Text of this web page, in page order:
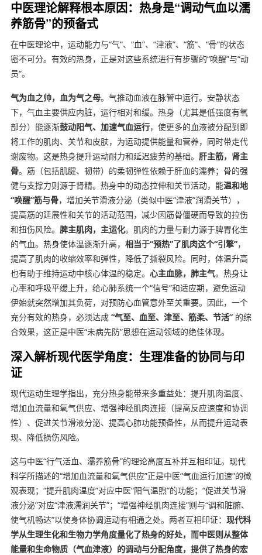
中医理论解释根本原因：热身是“调动气血以濡
养筋骨”的预备式
在中医理论中，运动能力与“气”、“血”、“津液”、“筋”、“骨”的状态
密不可分。有效的热身，正是对这些系统进行有步骤的“唤醒”与“动
员”。
气为血之帅，血为气之母。气推动血液在脉管中运行。安静状态
下，气血主要供应内脏，运行相对和缓。热身（尤其是低强度有氧
部分）能逐渐鼓动阳气、加速气血运行，使更多的血液被分配到即
将工作的肌肉、关节和皮肤，为运动提供能量和营养，同时带走代
谢废物。这是热身提升运动耐力和延迟疲劳的基础。 肝主筋，肾主
骨。筋（包括肌腱、韧带）的柔韧弹性依赖于肝血的濡养；骨的强
健与支撑力则源于肾精。热身中的动态拉伸和关节活动，能温和地
“唤醒”筋与骨，增加关节滑液分泌（类似中医“津液”润滑关节），
提高筋的延展性和关节的活动范围，减少因筋骨僵硬而导致的拉伤
和扭伤风险。 脾主肌肉，主运化。肌肉的力量与耐力源于脾胃化生
的气血。热身使体温逐渐升高， 相当于“预热”了肌肉这个“引擎”，
提高了肌肉的收缩效率和弹性，降低了撕裂风险。同时，体温升高
也有助于维持运动中核心体温的稳定。 心主血脉，肺主气。热身让
心率和呼吸平缓上升，给心肺系统一个“信号”和适应期，避免运动
伊始就突然增加其负荷，对预防心血管意外至关重要。因此，一个
充分有效的热身，必须达成 “气至、血至、津至、筋柔、节活”的综
合效果，这正是中医“未病先防”思想在运动领域的绝佳体现。
深入解析现代医学角度：生理准备的协同与印
证
现代运动生理学指出，充分热身能带来多重益处：提升肌肉温度、
增加血流量和氧气供应、增强神经肌肉连接（提高反应速度和协调
性）、促进关节滑液分泌、提高心肺功能预备性，从而提升运动表
现、降低损伤风险。
这与中医“行气活血、濡养筋骨”的理论高度互补并互相印证。现代
科学所描述的“增加血流量和氧气供应”正是中医“气血运行加速”的微
观表现；“提升肌肉温度”对应中医“阳气温煦”的功能；“促进关节滑
液分泌”对应“津液濡润关节”；“增强神经肌肉连接”则与“调和脏腑、
使气机畅达”以使身体协调运动有相通之处。两者互相印证： 现代科
学从生理生化和生物力学角度量化了热身的好处，而中医则从整体
能量和生命物质（气血津液）的调动与分配角度，提供了热身的宏